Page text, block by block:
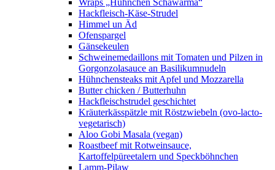
Wraps „Hühnchen Schawarma“
Hackfleisch-Käse-Strudel
Himmel un Äd
Ofenspargel
Gänsekeulen
Schweinemedaillons mit Tomaten und Pilzen in
Gorgonzolasauce an Basilikumnudeln
Hühnchensteaks mit Apfel und Mozzarella
Butter chicken / Butterhuhn
Hackfleischstrudel geschichtet
Kräuterkässpätzle mit Röstzwiebeln (ovo-lacto-
vegetarisch)
Aloo Gobi Masala (vegan)
Roastbeef mit Rotweinsauce,
Kartoffelpüreetalern und Speckböhnchen
Lamm-Pilaw